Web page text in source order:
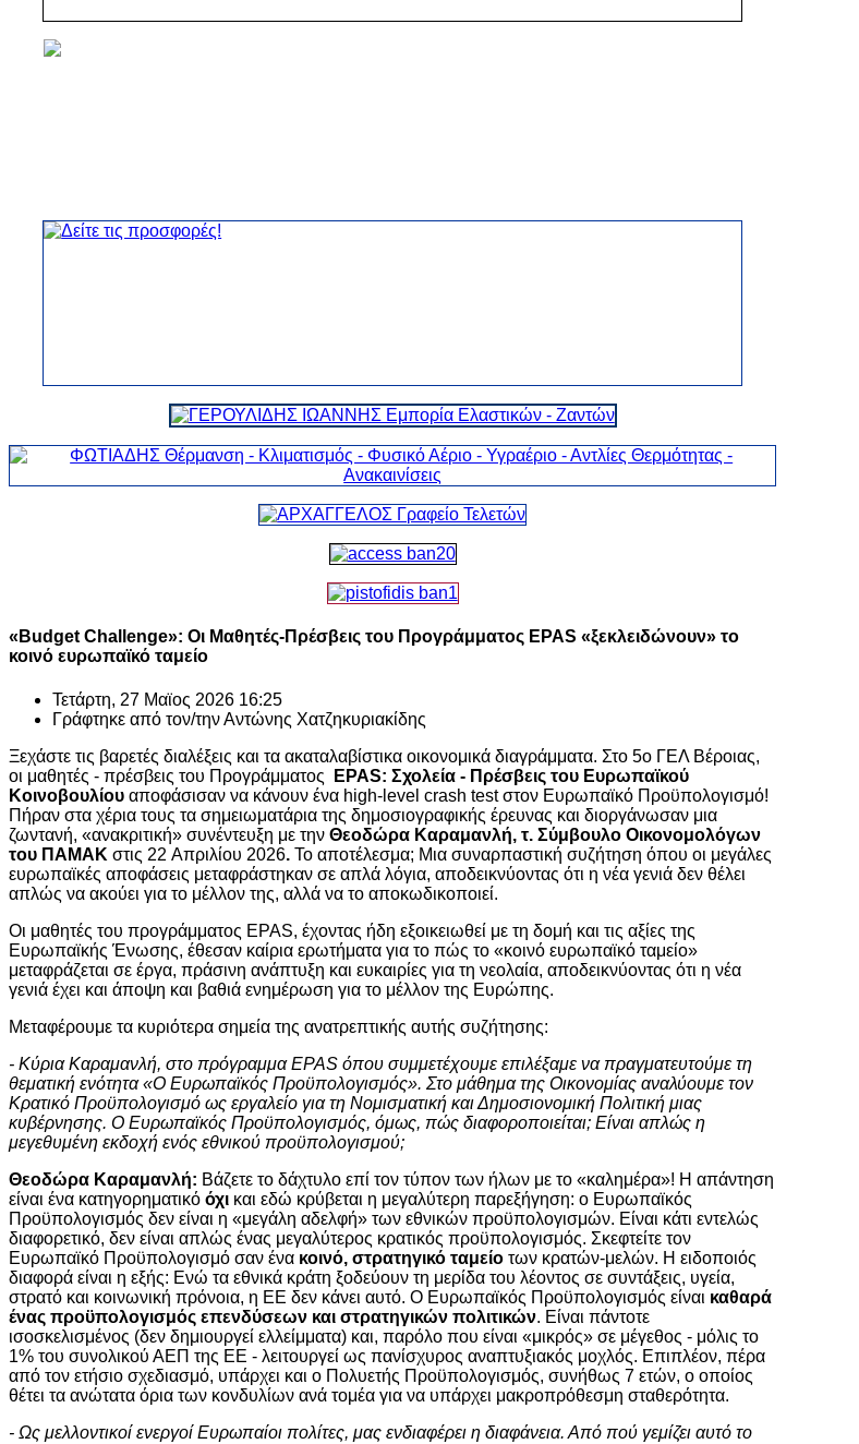
«Budget Challenge»: Οι Μαθητές-Πρέσβεις του Προγράμματος EPAS «ξεκλειδώνουν» το
κοινό ευρωπαϊκό ταμείο
Τετάρτη, 27 Μαϊος 2026 16:25
Γράφτηκε από τον/τηνΑντώνης Χατζηκυριακίδης
Ξεχάστε τις βαρετές διαλέξεις και τα ακαταλαβίστικα οικονομικά διαγράμματα. Στο 5ο ΓΕΛ Βέροιας,
οι μαθητές - πρέσβεις του Προγράμματος
EPAS: Σχολεία - Πρέσβεις του Ευρωπαϊκού
Κοινοβουλίου αποφάσισαν να κάνουν ένα high-level crash test στον Ευρωπαϊκό Προϋπολογισμό!
Πήραν στα χέρια τους τα σημειωματάρια της δημοσιογραφικής έρευνας και διοργάνωσαν μια
ζωντανή, «ανακριτική» συνέντευξη με την Θεοδώρα Καραμανλή, τ. Σύμβουλο Οικονομολόγων
του ΠΑΜΑΚ στις 22 Απριλίου 2026. Το αποτέλεσμα; Μια συναρπαστική συζήτηση όπου οι μεγάλες
ευρωπαϊκές αποφάσεις μεταφράστηκαν σε απλά λόγια, αποδεικνύοντας ότι η νέα γενιά δεν θέλει
απλώς να ακούει για το μέλλον της, αλλά να το αποκωδικοποιεί.
Οι μαθητές του προγράμματος EPAS, έχοντας ήδη εξοικειωθεί με τη δομή και τις αξίες της
Ευρωπαϊκής Ένωσης, έθεσαν καίρια ερωτήματα για το πώς το «κοινό ευρωπαϊκό ταμείο»
μεταφράζεται σε έργα, πράσινη ανάπτυξη και ευκαιρίες για τη νεολαία, αποδεικνύοντας ότι η νέα
γενιά έχει και άποψη και βαθιά ενημέρωση για το μέλλον της Ευρώπης.
Μεταφέρουμε τα κυριότερα σημεία της ανατρεπτικής αυτής συζήτησης:
- Κύρια Καραμανλή, στο πρόγραμμαEPAS όπου συμμετέχουμε επιλέξαμε να πραγματευτούμε τη
θεματική ενότητα «Ο Ευρωπαϊκός Προϋπολογισμός». Στο μάθημα της Οικονομίας αναλύουμε τον
Κρατικό Προϋπολογισμό ως εργαλείο για τη Νομισματική και Δημοσιονομική Πολιτική μιας
κυβέρνησης. Ο Ευρωπαϊκός Προϋπολογισμός, όμως, πώς διαφοροποιείται; Είναι απλώς η
μεγεθυμένη εκδοχή ενός εθνικού προϋπολογισμού;
Θεοδώρα Καραμανλή: Βάζετε το δάχτυλο επί τον τύπον των ήλων με το «καλημέρα»! Η απάντηση
είναι ένα κατηγορηματικό όχι και εδώ κρύβεται η μεγαλύτερη παρεξήγηση: ο Ευρωπαϊκός
Προϋπολογισμός δεν είναι η «μεγάλη αδελφή» των εθνικών προϋπολογισμών. Είναι κάτι εντελώς
διαφορετικό, δεν είναι απλώς ένας μεγαλύτερος κρατικός προϋπολογισμός. Σκεφτείτε τον
Ευρωπαϊκό Προϋπολογισμό σαν ένα κοινό, στρατηγικό ταμείο των κρατών-μελών. Η ειδοποιός
διαφορά είναι η εξής: Ενώ τα εθνικά κράτη ξοδεύουν τη μερίδα του λέοντος σε συντάξεις, υγεία,
στρατό και κοινωνική πρόνοια, η ΕΕ δεν κάνει αυτό. Ο Ευρωπαϊκός Προϋπολογισμός είναι καθαρά
ένας προϋπολογισμός επενδύσεων και στρατηγικών πολιτικών. Είναι πάντοτε
ισοσκελισμένος (δεν δημιουργεί ελλείμματα) και, παρόλο που είναι «μικρός» σε μέγεθος - μόλις το
1% του συνολικού ΑΕΠ της ΕΕ - λειτουργεί ως πανίσχυρος αναπτυξιακός μοχλός. Επιπλέον, πέρα
από τον ετήσιο σχεδιασμό, υπάρχει και ο Πολυετής Προϋπολογισμός, συνήθως 7 ετών, ο οποίος
θέτει τα ανώτατα όρια των κονδυλίων ανά τομέα για να υπάρχει μακροπρόθεσμη σταθερότητα.
- Ως μελλοντικοί ενεργοί Ευρωπαίοι πολίτες, μας ενδιαφέρει η διαφάνεια. Από πού γεμίζει αυτό το